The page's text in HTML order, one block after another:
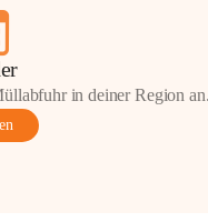
in deiner Region